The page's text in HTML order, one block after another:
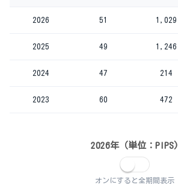
2026 51 1,029
2025 49 1,246
2024 47 214
2023 60 472
2026年（単位：PIPS)
オンにすると全期間表示